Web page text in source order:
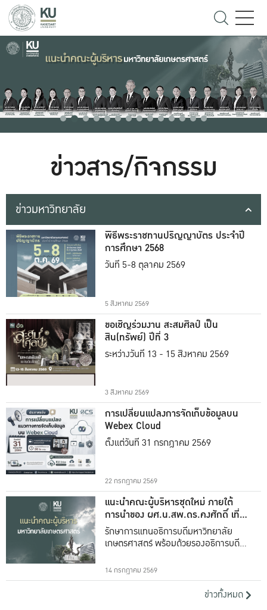
ข่าวสาร/กิจกรรม
ข่าวมหาวิทยาลัย
พิธีพระราชทานปริญญาบัตร ประจำปี
การศึกษา 2568
วันที่ 5-8 ตุลาคม 2569
5 สิงหาคม 2569
ขอเชิญร่วมงาน สะสมศิลป์ เป็น
สิน(ทรัพย์) ปีที่ 3
ระหว่างวันที่ 13 - 15 สิงหาคม 2569
3 สิงหาคม 2569
การเปลี่ยนแปลงการจัดเก็บข้อมูลบน
Webex Cloud
ตั้งแต่วันที่ 31 กรกฎาคม 2569
22 กรกฎาคม 2569
แนะนำคณะผู้บริหารชุดใหม่ ภายใต้
การนำของ ผศ.น.สพ.ดร.คงศักดิ์ เที่ยง
ธรรม
รักษาการแทนอธิการบดีมหาวิทยาลัย
เกษตรศาสตร์ พร้อมด้วยรองอธิการบดีทั้ง
14 กรกฎาคม 2569
ข่าวทั้งหมด